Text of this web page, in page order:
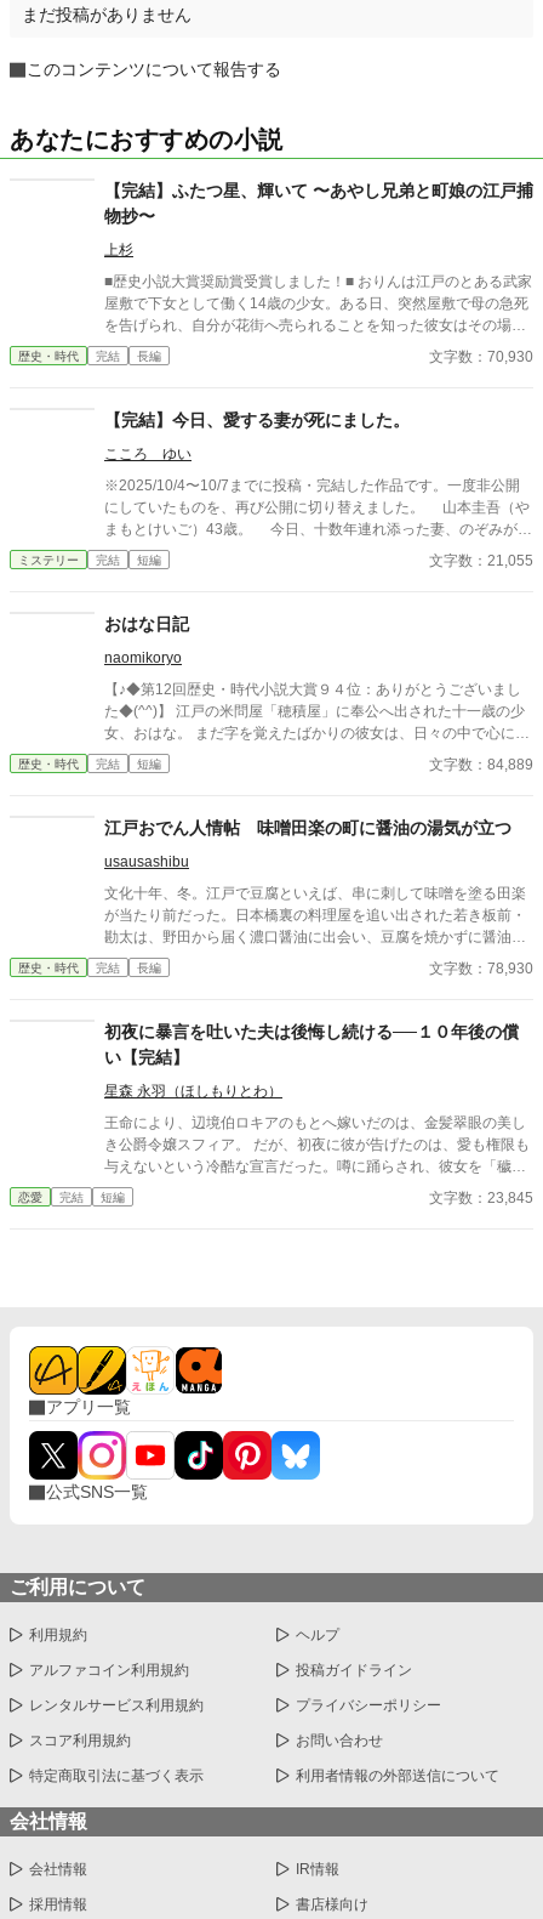
まだ投稿がありません
このコンテンツについて報告する
あなたにおすすめの小説
【完結】ふたつ星、輝いて 〜あやし兄弟と町娘の江戸捕
物抄〜
上杉
■歴史小説大賞奨励賞受賞しました！■ おりんは江戸のとある武家
屋敷で下女として働く14歳の少女。ある日、突然屋敷で母の急死
を告げられ、自分が花街へ売られることを知った彼女はその場か
ら逃げだした。 母は殺されたのかもしれない――そんな絶望のど
ん底にいたおりんに声をかけたのは、奉行所で同心として働く有
で住み込みで働くことが決まる。そこで彼の兄――有島清之進と
ともに生活を始めるのだが、病弱という噂とはかけ離れた腕っぷ
しのよさに、おりんは驚きを隠せない。 そうしてともに生活しな
がら少しづつ心を開いていった――その矢先のことだった。 母の
命を奪った犯人が発覚すると同時に、何故か兄清之進に凶刃が迫
り――。 とある秘密を抱えた兄弟と町娘おりんの紡ぐ江戸捕物抄
件などは、史実を踏んでいます。 皆さまご評価頂きありがとうご
歴史・時代 完結 長編 文字数：70,930
【完結】今日、愛する妻が死にました。
こころ ゆい
※2025/10/4〜10/7までに投稿・完結した作品です。一度非公開
にしていたものを、再び公開に切り替えました。 山本圭吾（や
まもとけいご）43歳。 今日、十数年連れ添った妻、のぞみが末
期がんのため、この世を去った。 圭吾は、愛する妻の死を受け
入れられず、ただただ悲しみに暮れていた。 そんな中、葬式の
チが握られている。 それは、明らかに妻のものではなく、妻の
好みからもかけ離れていた。 圭吾は訝しみながらも、そのハン
カチを受け取る。 これから何が始まるとも知らないで。 圭吾
は、死んだ妻をめぐる『謎』に知らず知らず足を踏み入れていく
ーーー。 ※作品の無断転載、AI学習など一切を固くお断りいたし
ます。（Do not reupload / use my writing for any purposes, inclu
ミステリー 完結 短編 文字数：21,055
おはな日記
naomikoryo
【♪◆第12回歴史・時代小説大賞９４位：ありがとうございまし
た◆(^^)】 江戸の米問屋「穂積屋」に奉公へ出された十一歳の少
女、おはな。 まだ字を覚えたばかりの彼女は、日々の中で心に残
った出来事を、こっそり紙へ書きつけていく。 けれど、おはなは
とても素直で、少し世間知らず。 旦那さまの見栄も、番頭のため
ま聞いたまま日記に残してしまう。 本人は大まじめ。 けれど大人
俵の匂い、雨の店先、台所の湯気、人の嘘と情け。 小さな丁稚の
目を通して、江戸の商家に暮らす人々の毎日を描く、笑いと人情
の時代日記物語。
歴史・時代 完結 短編 文字数：84,889
江戸おでん人情帖 味噌田楽の町に醤油の湯気が立つ
usausashibu
文化十年、冬。江戸で豆腐といえば、串に刺して味噌を塗る田楽
が当たり前だった。日本橋裏の料理屋を追い出された若き板前・
勘太は、野田から届く濃口醤油に出会い、豆腐を焼かずに醤油出
汁で煮る屋台を始める。最初は「黒い豆腐」と笑われ、客も銭も
足りない。それでも鍋は、船頭の故郷、夫婦の嘘、職人親子の意
い味は、味噌田楽を守る者や老舗料理屋の反発を招く。だが、町
の人々の舌と湯気が、名もなき煮込みを「おでん」と呼び始め
る。古い味を捨てず、新しい味を煮直す、江戸の食と人情の物
語。
歴史・時代 完結 長編 文字数：78,930
初夜に暴言を吐いた夫は後悔し続ける──１０年後の償
い【完結】
星森 永羽（ほしもりとわ）
王命により、辺境伯ロキアのもとへ嫁いだのは、金髪翠眼の美し
き公爵令嬢スフィア。 だが、初夜に彼が告げたのは、愛も権限も
与えないという冷酷な宣言だった。噂に踊らされ、彼女を「穢れ
た花嫁」と罵ったロキア。 しかし、わずか一日でスフィアは姿を
消し、教会から届いたのは婚姻無効と慰謝料請求の書状──。 王
恋愛 完結 短編 文字数：23,845
アプリ一覧
公式SNS一覧
ご利用について
利用規約 ヘルプ
アルファコイン利用規約 投稿ガイドライン
レンタルサービス利用規約 プライバシーポリシー
スコア利用規約 お問い合わせ
特定商取引法に基づく表示 利用者情報の外部送信について
会社情報
会社情報 IR情報
採用情報 書店様向け